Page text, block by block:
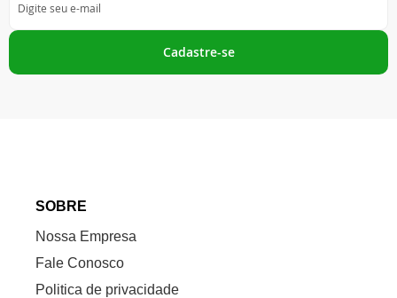
se
na
Newsletter:
Cadastre-se
SOBRE
Nossa Empresa
Fale Conosco
Politica de privacidade